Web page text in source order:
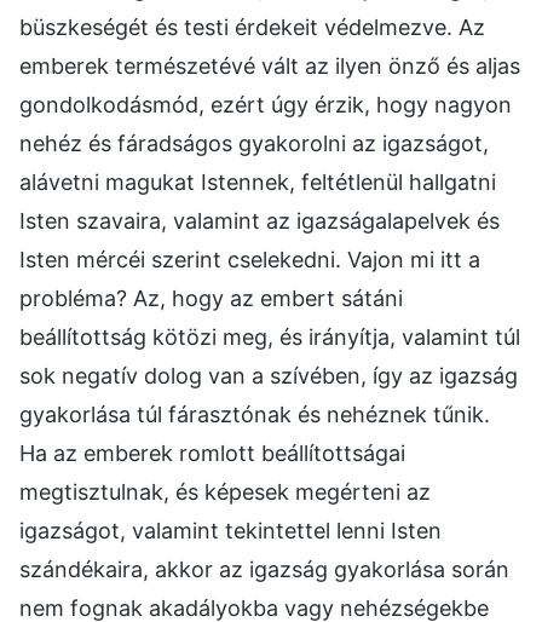
büszkeségét és testi érdekeit védelmezve. Az
emberek természetévé vált az ilyen önző és aljas
gondolkodásmód, ezért úgy érzik, hogy nagyon
nehéz és fáradságos gyakorolni az igazságot,
alávetni magukat Istennek, feltétlenül hallgatni
Isten szavaira, valamint az igazságalapelvek és
Isten mércéi szerint cselekedni. Vajon mi itt a
probléma? Az, hogy az embert sátáni
beállítottság kötözi meg, és irányítja, valamint túl
sok negatív dolog van a szívében, így az igazság
gyakorlása túl fárasztónak és nehéznek tűnik.
Ha az emberek romlott beállítottságai
megtisztulnak, és képesek megérteni az
igazságot, valamint tekintettel lenni Isten
szándékaira, akkor az igazság gyakorlása során
nem fognak akadályokba vagy nehézségekbe